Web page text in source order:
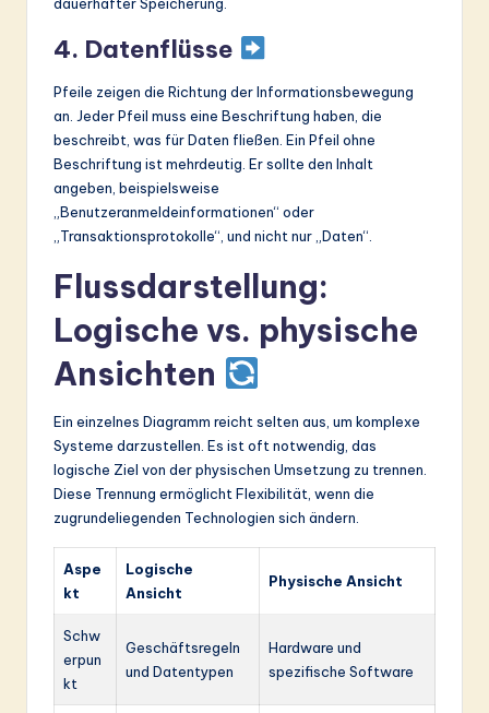
4. Datenflüsse
Pfeile zeigen die Richtung der Informationsbewegung
an. Jeder Pfeil muss eine Beschriftung haben, die
beschreibt, was für Daten fließen. Ein Pfeil ohne
Beschriftung ist mehrdeutig. Er sollte den Inhalt
angeben, beispielsweise
„Benutzeranmeldeinformationen“ oder
„Transaktionsprotokolle“, und nicht nur „Daten“.
Flussdarstellung:
Logische vs. physische
Ansichten
Ein einzelnes Diagramm reicht selten aus, um komplexe
Systeme darzustellen. Es ist oft notwendig, das
logische Ziel von der physischen Umsetzung zu trennen.
Diese Trennung ermöglicht Flexibilität, wenn die
zugrundeliegenden Technologien sich ändern.
Aspe
kt
Logische
Ansicht
Physische Ansicht
Schw
erpun
kt
Geschäftsregeln
und Datentypen
Hardware und
spezifische Software